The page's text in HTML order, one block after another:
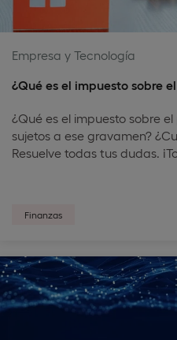
Empresa y Tecnología
¿Qué es el impuesto sobre
¿Qué es el impuesto sobre
sujetos a ese gravamen?
Resuelve todas tus dudas.
Finanzas